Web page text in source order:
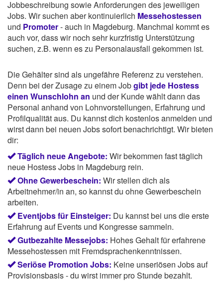
Jobbeschreibung sowie Anforderungen des jeweiligen
Jobs. Wir suchen aber kontinuierlich Messehostessen
und Promoter- auch in Magdeburg. Manchmal kommt es
auch vor, dass wir noch sehr kurzfristig Unterstützung
suchen, z.B. wenn es zu Personalausfall gekommen ist.
Die Gehälter sind als ungefähre Referenz zu verstehen.
Denn bei der Zusage zu einem Jobgibt jede Hostess
einen Wunschlohn an und der Kunde wählt dann das
Personal anhand von Lohnvorstellungen, Erfahrung und
Profilqualität aus. Du kannst dich kostenlos anmelden und
wirst dann bei neuen Jobs sofort benachrichtigt. Wir bieten
dir:
Täglich neue Angebote: Wir bekommen fast täglich
neue Hostess Jobs in Magdeburg rein.
Ohne Gewerbeschein: Wir stellen dich als
Arbeitnehmer/in an, so kannst du ohne Gewerbeschein
arbeiten.
Eventjobs für Einsteiger: Du kannst bei uns die erste
Erfahrung auf Events und Kongresse sammeln.
Gutbezahlte Messejobs: Hohes Gehalt für erfahrene
Messehostessen mit Fremdsprachenkenntnissen.
Seriöse Promotion Jobs: Keine unseriösen Jobs auf
Provisionsbasis - du wirst immer pro Stunde bezahlt.